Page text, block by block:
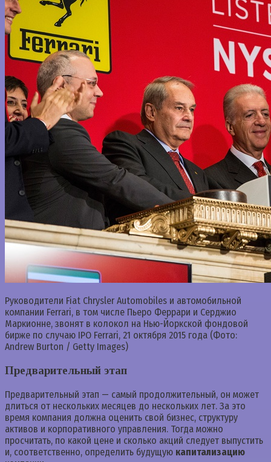
Руководители Fiat Chrysler Automobiles и автомобильной
компании Ferrari, в том числе Пьеро Феррари и Серджио
Маркионне, звонят в колокол на Нью-Йоркской фондовой
бирже по случаю IPO Ferrari, 21 октября 2015 года (Фото:
Andrew Burton / Getty Images)
Предварительный этап
Предварительный этап — самый продолжительный, он может
длиться от нескольких месяцев до нескольких лет. За это
время компания должна оценить свой бизнес, структуру
активов и корпоративного управления. Тогда можно
просчитать, по какой цене и сколько акций следует выпустить
и, соответственно, определить будущую капитализацию